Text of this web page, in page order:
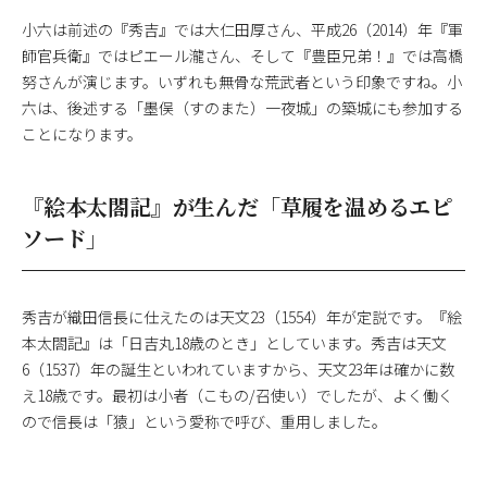
小六は前述の『秀吉』では大仁田厚さん、平成26（2014）年『軍
師官兵衛』ではピエール瀧さん、そして『豊臣兄弟！』では高橋
努さんが演じます。いずれも無骨な荒武者という印象ですね。小
六は、後述する「墨俣（すのまた）一夜城」の築城にも参加する
ことになります。
『絵本太閤記』が生んだ「草履を温めるエピ
ソード」
秀吉が織田信長に仕えたのは天文23（1554）年が定説です。『絵
本太閤記』は「日吉丸18歳のとき」としています。秀吉は天文
6（1537）年の誕生といわれていますから、天文23年は確かに数
え18歳です。最初は小者（こもの/召使い）でしたが、よく働く
ので信長は「猿」という愛称で呼び、重用しました。